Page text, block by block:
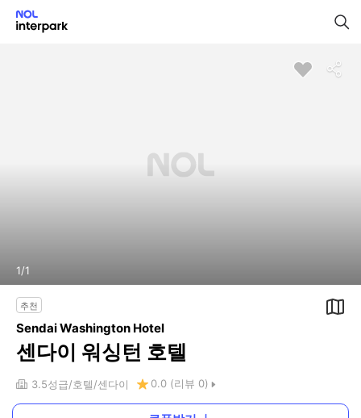
1/1
추천
Sendai Washington Hotel
센다이 워싱턴 호텔
3.5성급 호텔 센다이 0.0 (리뷰 0)